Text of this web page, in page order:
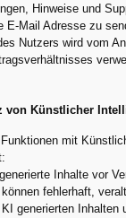
Hinweise und
E-Mail Adresse zu
Nutzers wird vom
von Künstlicher
mit
Inhalte vor
fehlerhaft,
generierten Inhalten